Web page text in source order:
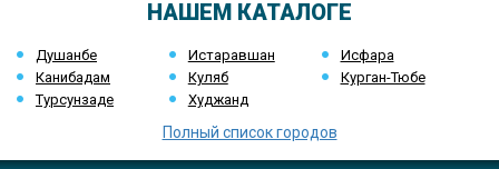
НАШЕМ КАТАЛОГЕ
Душанбе Истаравшан
Исфара
Канибадам
Куляб
Курган-Тюбе
Турсунзаде
Худжанд
Полный список городов